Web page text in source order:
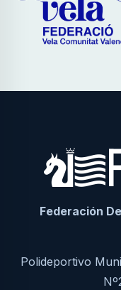
Federación
Polideportivo